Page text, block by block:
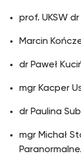
prof. UKSW
Marcin
dr Paweł
mgr Kacper
dr Paulina
mgr Michał